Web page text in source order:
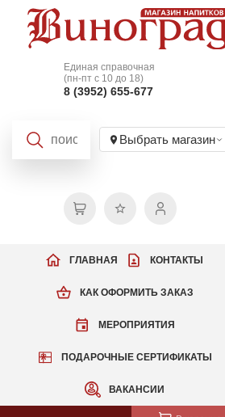
Единая справочная
(пн-пт с 10 до 18)
8 (3952) 655-677
Выбрать магазин
КАК ОФОРМИТЬ ЗАКАЗ
МЕРОПРИЯТИЯ
ПОДАРОЧНЫЕ СЕРТИФИКАТЫ
ВАКАНСИИ
ГЛАВНАЯ КОНТАКТЫ